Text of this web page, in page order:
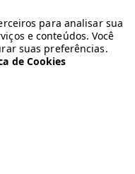
para analisar sua
e conteúdos. Você
suas preferências.
de Cookies
brand